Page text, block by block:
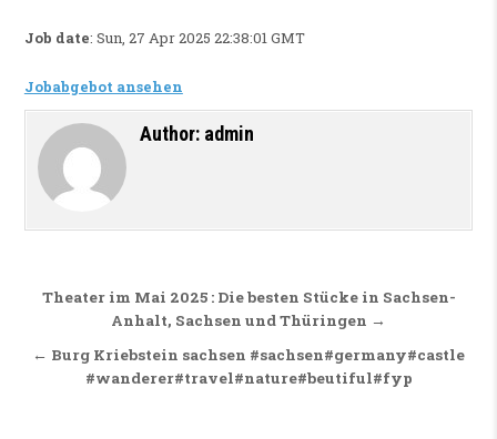
Job date: Sun, 27 Apr 2025 22:38:01 GMT
Jobabgebot ansehen
Author: admin
Beitragsnavigation
Theater im Mai 2025 : Die besten Stücke in Sachsen-
Anhalt, Sachsen und Thüringen →
← Burg Kriebstein sachsen #sachsen#germany#castle
#wanderer#travel#nature#beutiful#fyp